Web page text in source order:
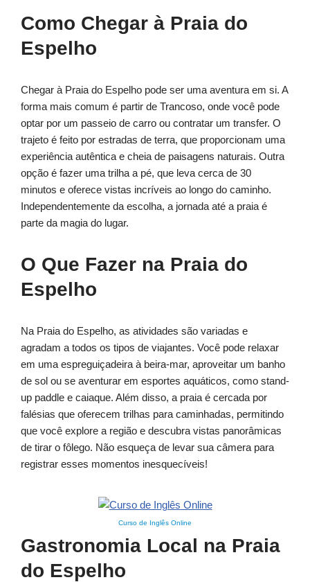
Como Chegar à Praia do
Espelho
Chegar à Praia do Espelho pode ser uma aventura em si. A
forma mais comum é partir de Trancoso, onde você pode
optar por um passeio de carro ou contratar um transfer. O
trajeto é feito por estradas de terra, que proporcionam uma
experiência autêntica e cheia de paisagens naturais. Outra
opção é fazer uma trilha a pé, que leva cerca de 30
minutos e oferece vistas incríveis ao longo do caminho.
Independentemente da escolha, a jornada até a praia é
parte da magia do lugar.
O Que Fazer na Praia do
Espelho
Na Praia do Espelho, as atividades são variadas e
agradam a todos os tipos de viajantes. Você pode relaxar
em uma espreguiçadeira à beira-mar, aproveitar um banho
de sol ou se aventurar em esportes aquáticos, como stand-
up paddle e caiaque. Além disso, a praia é cercada por
falésias que oferecem trilhas para caminhadas, permitindo
que você explore a região e descubra vistas panorâmicas
de tirar o fôlego. Não esqueça de levar sua câmera para
registrar esses momentos inesquecíveis!
Curso de Inglês Online
Gastronomia Local na Praia
do Espelho